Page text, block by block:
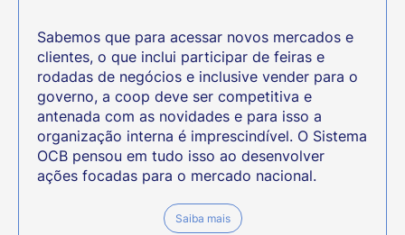
Sabemos que para acessar novos mercados e
clientes, o que inclui participar de feiras e
rodadas de negócios e inclusive vender para o
governo, a coop deve ser competitiva e
antenada com as novidades e para isso a
organização interna é imprescindível. O Sistema
OCB pensou em tudo isso ao desenvolver
ações focadas para o mercado nacional.
Saiba mais